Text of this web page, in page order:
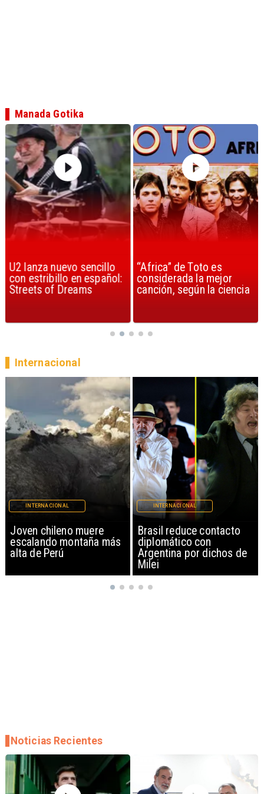
U2 lanza nuevo sencillo
con estribillo en español:
Streets of Dreams
“Africa” de Toto es
considerada la mejor
canción, según la ciencia
Manada Gotika
Brasil reduce contacto
diplomático con
Argentina por dichos de
INTERNACIONAL
China restringe
exportación de drones a
EEUU y sanciona
empresas
INTERNACIONAL
Internacional
Noticias Recientes